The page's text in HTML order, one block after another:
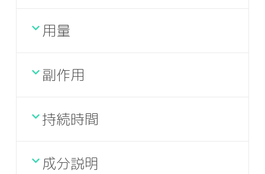
用量
副作用
持続時間
成分説明